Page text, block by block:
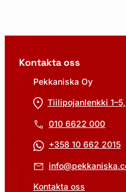
Kontakta oss
Pekkaniska Oy
Tiilipojanlenkki
010 6622 000
+358 10 662 2015
Kontakta oss